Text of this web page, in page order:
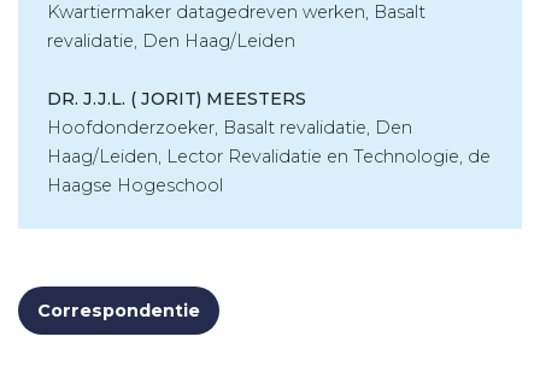
Kwartiermaker datagedreven werken, Basalt
revalidatie, Den Haag/Leiden
DR. J.J.L. ( JORIT) MEESTERS
Hoofdonderzoeker, Basalt revalidatie, Den
Haag/Leiden, Lector Revalidatie en Technologie, de
Haagse Hogeschool
Correspondentie